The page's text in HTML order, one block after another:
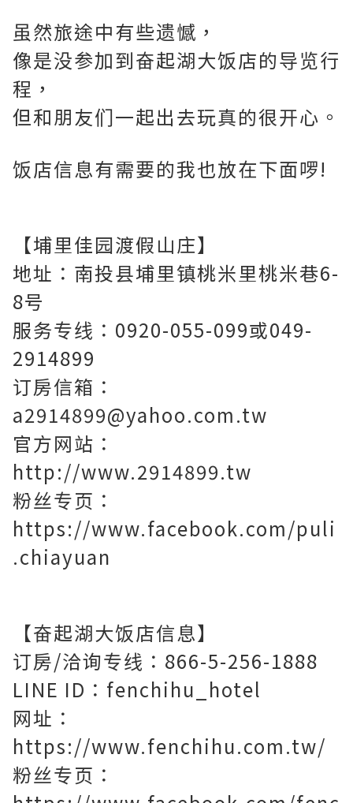
虽然旅途中有些遗憾，
像是没参加到奋起湖大饭店的导览行
程，
但和朋友们一起出去玩真的很开心。
饭店信息有需要的我也放在下面啰!
【埔里佳园渡假山庄】
地址：南投县埔里镇桃米里桃米巷6-
8号
服务专线：0920-055-099或049-
2914899
订房信箱：
a2914899@yahoo.com.tw
官方网站：
http://www.2914899.tw
粉丝专页：
https://www.facebook.com/puli
.chiayuan
【奋起湖大饭店信息】
订房/洽询专线：866-5-256-1888
LINE ID：fenchihu_hotel
网址：
https://www.fenchihu.com.tw/
粉丝专页：